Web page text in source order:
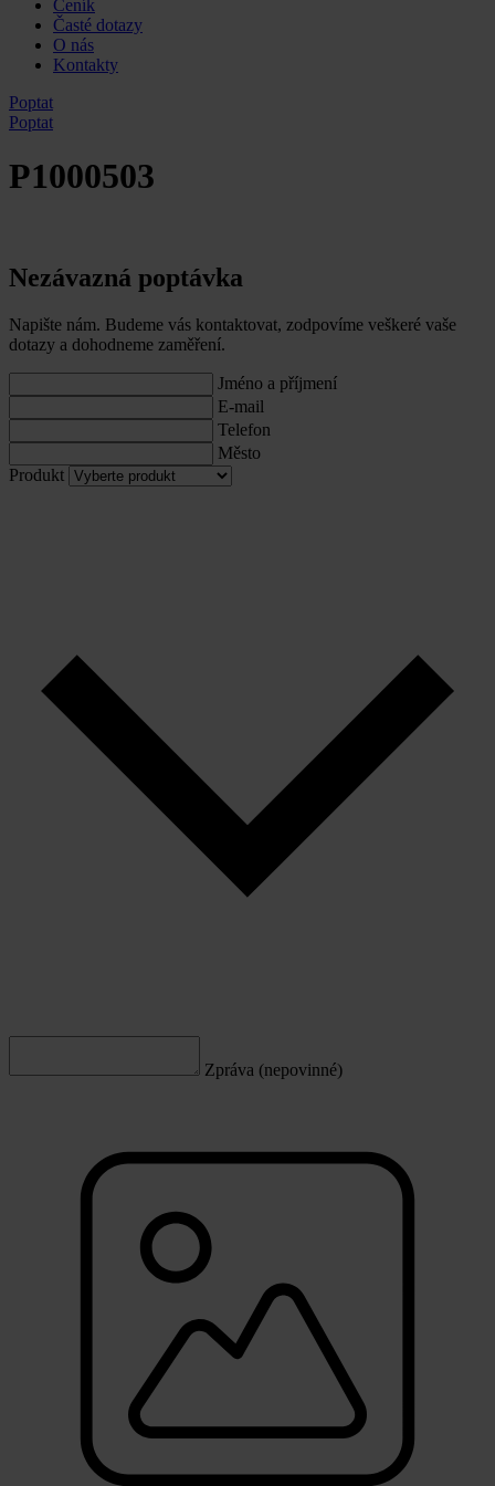
Ceník
Časté dotazy
O nás
Kontakty
Poptat
Poptat
P1000503
Nezávazná poptávka
Napište nám. Budeme vás kontaktovat, zodpovíme veškeré vaše
dotazy a dohodneme zaměření.
Jméno a příjmení
E-mail
Telefon
Město
Produkt
Zpráva (nepovinné)